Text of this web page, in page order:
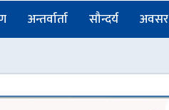
अन्तर्वार्ता सौन्दर्य अवसर